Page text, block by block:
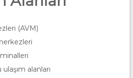
(AVM)
alanları